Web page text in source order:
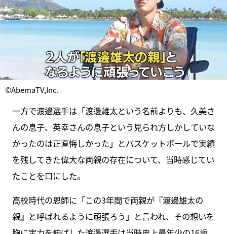
©AbemaTV,Inc.
一方で渡邊選手は「渡邊雄太という名前よりも、久美さ
んの息子、英幸さんの息子という見られ方しかしていな
かったのは正直悔しかった」とバスケットボールで実績
を残してきた偉大な両親の存在について、当時感じてい
たことを口にした。
高校時代の恩師に「この3年間で両親が『渡邊雄太の
親』と呼ばれるように頑張ろう」と言われ、その想いを